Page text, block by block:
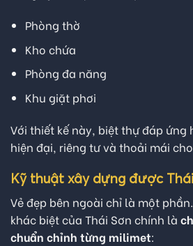
Phòng thờ
Kho chứa
Phòng đa năng
Khu giặt phơi
Với thiết kế này, biệt thự đáp ứng
hiện đại, riêng tư và thoải mái
Kỹ thuật xây dựng được
Vẻ đẹp bên ngoài chỉ là một
khác biệt của Thái Sơn chính là
chuẩn chỉnh từng milimet: